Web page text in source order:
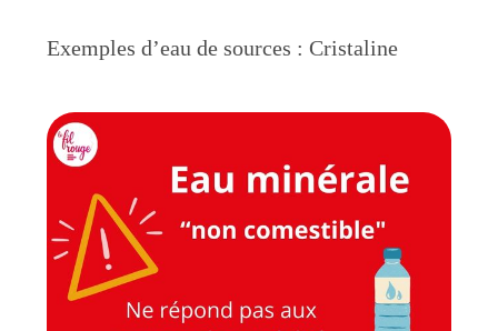
Exemples d’eau de sources : Cristaline